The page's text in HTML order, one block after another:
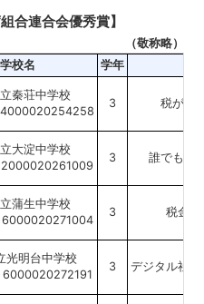
合連合会優秀賞】
（敬称略）
学校名 学年
秦荘中学校
4000020254258
3 税が支
大淀中学校
2000020261009
3 誰でもス
蒲生中学校
6000020271004
3 税金
光明台中学校
6000020272191
3 デジタル社